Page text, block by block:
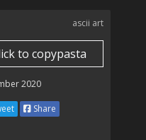
ascii art
to copypasta
2020
Share